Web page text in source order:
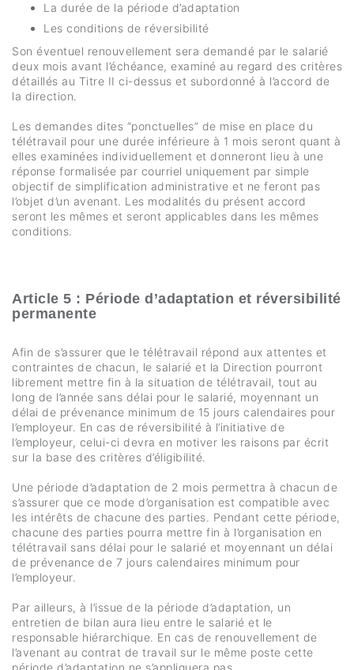
La durée de la période d’adaptation
Les conditions de réversibilité
Son éventuel renouvellement sera demandé par le salarié
deux mois avant l’échéance, examiné au regard des critères
détaillés au Titre II ci-dessus et subordonné à l’accord de
la direction.
Les demandes dites “ponctuelles” de mise en place du
télétravail pour une durée inférieure à 1 mois seront quant à
elles examinées individuellement et donneront lieu à une
réponse formalisée par courriel uniquement par simple
objectif de simplification administrative et ne feront pas
l’objet d’un avenant. Les modalités du présent accord
seront les mêmes et seront applicables dans les mêmes
conditions.
Article 5 : Période d’adaptation et réversibilité
permanente
Afin de s’assurer que le télétravail répond aux attentes et
contraintes de chacun, le salarié et la Direction pourront
librement mettre fin à la situation de télétravail, tout au
long de l’année sans délai pour le salarié, moyennant un
délai de prévenance minimum de 15 jours calendaires pour
l’employeur. En cas de réversibilité à l’initiative de
l’employeur, celui-ci devra en motiver les raisons par écrit
sur la base des critères d’éligibilité.
Une période d’adaptation de 2 mois permettra à chacun de
s’assurer que ce mode d’organisation est compatible avec
les intérêts de chacune des parties. Pendant cette période,
chacune des parties pourra mettre fin à l’organisation en
télétravail sans délai pour le salarié et moyennant un délai
de prévenance de 7 jours calendaires minimum pour
l’employeur.
Par ailleurs, à l’issue de la période d’adaptation, un
entretien de bilan aura lieu entre le salarié et le
responsable hiérarchique. En cas de renouvellement de
l’avenant au contrat de travail sur le même poste cette
période d’adaptation ne s’appliquera pas.